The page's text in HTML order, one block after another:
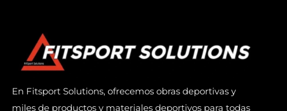
En Fitsport Solutions, ofrecemos obras deportivas y
miles de productos y materiales deportivos para todas